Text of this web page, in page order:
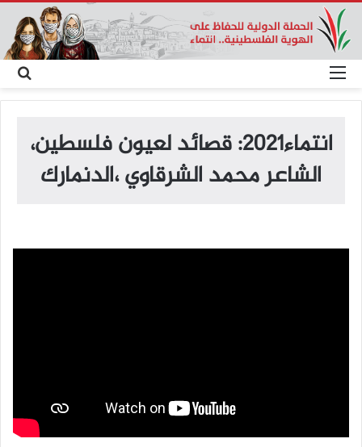
عن
انتماء2021: قصائد لعيون فلسطين،
الشاعر محمد الشرقاوي ،الدنمارك